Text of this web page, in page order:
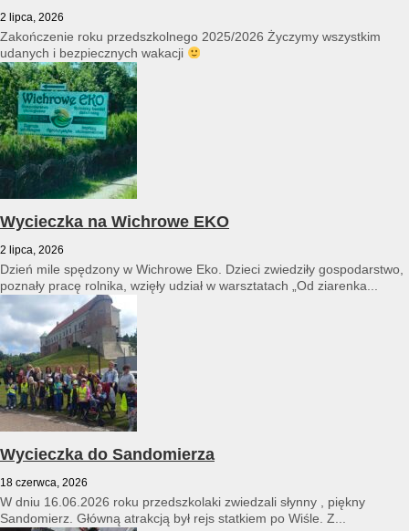
2 lipca, 2026
Zakończenie roku przedszkolnego 2025/2026 Życzymy wszystkim
udanych i bezpiecznych wakacji
Wycieczka na Wichrowe EKO
2 lipca, 2026
Dzień mile spędzony w Wichrowe Eko. Dzieci zwiedziły gospodarstwo,
poznały pracę rolnika, wzięły udział w warsztatach „Od ziarenka...
Wycieczka do Sandomierza
18 czerwca, 2026
W dniu 16.06.2026 roku przedszkolaki zwiedzali słynny , piękny
Sandomierz. Główną atrakcją był rejs statkiem po Wiśle. Z...